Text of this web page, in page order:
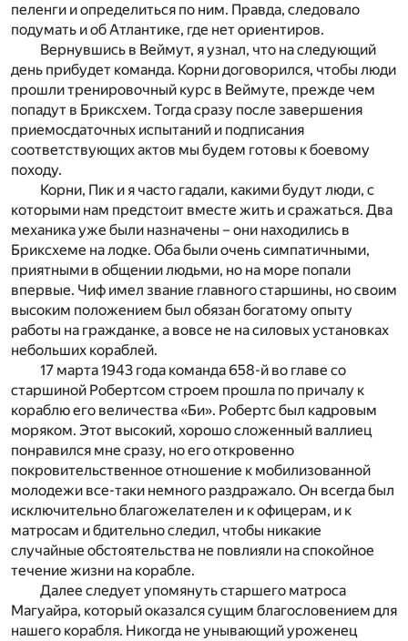
пеленги и определиться по ним. Правда, следовало
подумать и об Атлантике, где нет ориентиров.
Вернувшись в Веймут, я узнал, что на следующий
день прибудет команда. Корни договорился, чтобы люди
прошли тренировочный курс в Веймуте, прежде чем
попадут в Бриксхем. Тогда сразу после завершения
приемосдаточных испытаний и подписания
соответствующих актов мы будем готовы к боевому
походу.
Корни, Пик и я часто гадали, какими будут люди, с
которыми нам предстоит вместе жить и сражаться. Два
механика уже были назначены – они находились в
Бриксхеме на лодке. Оба были очень симпатичными,
приятными в общении людьми, но на море попали
впервые. Чиф имел звание главного старшины, но своим
высоким положением был обязан богатому опыту
работы на гражданке, а вовсе не на силовых установках
небольших кораблей.
17 марта 1943 года команда 658-й во главе со
старшиной Робертсом строем прошла по причалу к
кораблю его величества «Би». Робертс был кадровым
моряком. Этот высокий, хорошо сложенный валлиец
понравился мне сразу, но его откровенно
покровительственное отношение к мобилизованной
молодежи все-таки немного раздражало. Он всегда был
исключительно благожелателен и к офицерам, и к
матросам и бдительно следил, чтобы никакие
случайные обстоятельства не повлияли на спокойное
течение жизни на корабле.
Далее следует упомянуть старшего матроса
Магуайра, который оказался сущим благословением для
нашего корабля. Никогда не унывающий уроженец